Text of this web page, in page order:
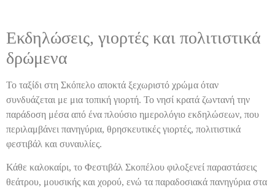
Εκδηλώσεις, γιορτές και πολιτιστικά
δρώμενα
Το ταξίδι στη Σκόπελο αποκτά ξεχωριστό χρώμα όταν
συνδυάζεται με μια τοπική γιορτή. Το νησί κρατά ζωντανή την
παράδοση μέσα από ένα πλούσιο ημερολόγιο εκδηλώσεων, που
περιλαμβάνει πανηγύρια, θρησκευτικές γιορτές, πολιτιστικά
φεστιβάλ και συναυλίες.
Κάθε καλοκαίρι, το Φεστιβάλ Σκοπέλου φιλοξενεί παραστάσεις
θεάτρου, μουσικής και χορού, ενώ τα παραδοσιακά πανηγύρια στα